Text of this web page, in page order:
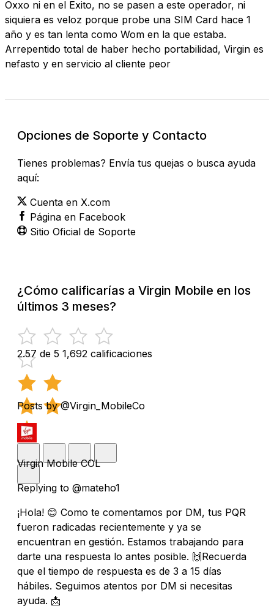
Oxxo ni en el Exito, no se pasen a este operador, ni
siquiera es veloz porque probe una SIM Card hace 1
año y es tan lenta como Wom en la que estaba.
Arrepentido total de haber hecho portabilidad, Virgin es
nefasto y en servicio al cliente peor
Opciones de Soporte y Contacto
Tienes problemas? Envía tus quejas o busca ayuda
aquí:
Cuenta en X.com
Página en Facebook
Sitio Oficial de Soporte
¿Cómo calificarías a Virgin Mobile en los
últimos 3 meses?
2.57 de 5 1,692 calificaciones
Posts by @Virgin_MobileCo
Virgin Mobile COL
Replying to @mateho1
¡Hola! 😊 Como te comentamos por DM, tus PQR
fueron radicadas recientemente y ya se
encuentran en gestión. Estamos trabajando para
darte una respuesta lo antes posible. 🙌Recuerda
que el tiempo de respuesta es de 3 a 15 días
hábiles. Seguimos atentos por DM si necesitas
ayuda. 📩